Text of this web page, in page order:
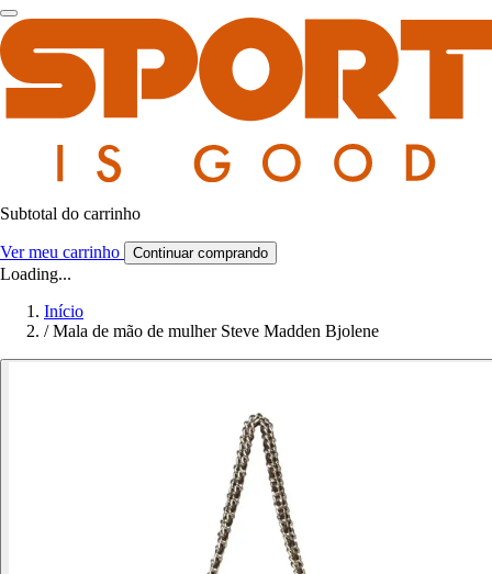
Subtotal do carrinho
Ver meu carrinho Continuar comprando
Loading...
Início
/ Mala de mão de mulher Steve Madden Bjolene